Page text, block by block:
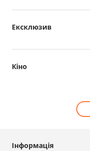
Ексклюзив
Кіно
Інформація